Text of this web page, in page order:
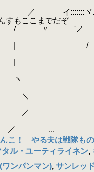
.､ ｉ
でだぞ
!〃
ゝ
こ！ やる夫は戦隊も
ル・ユーティライネン,
ワンパンマン), サンレッ